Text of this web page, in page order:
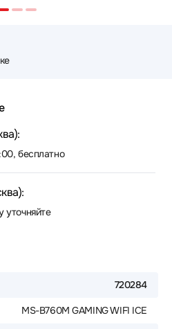
бесплатно
уточняйте
720284
MS-B760M GAMING WIFI ICE